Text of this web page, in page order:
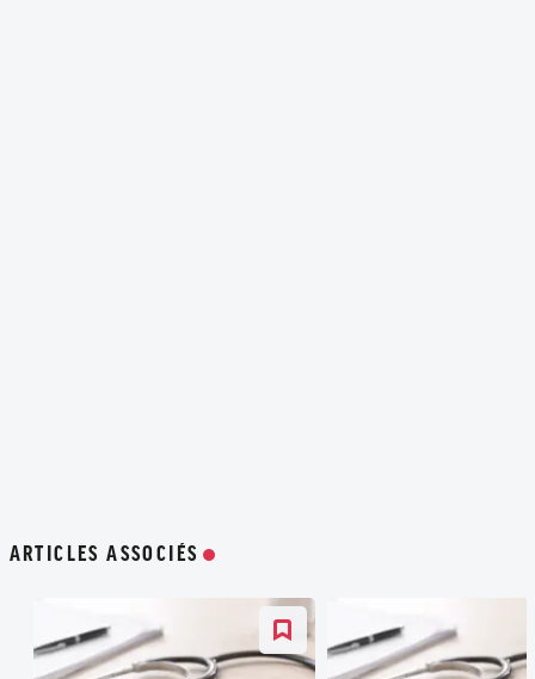
ARTICLES ASSOCIÉS